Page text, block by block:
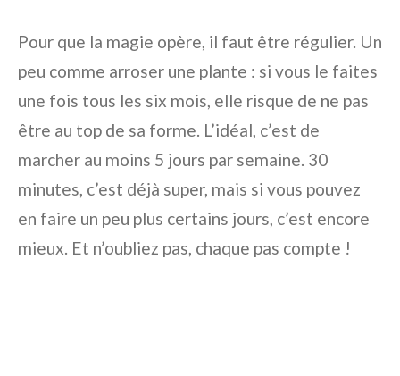
Pour que la magie opère, il faut être régulier. Un
peu comme arroser une plante : si vous le faites
une fois tous les six mois, elle risque de ne pas
être au top de sa forme. L’idéal, c’est de
marcher au moins 5 jours par semaine. 30
minutes, c’est déjà super, mais si vous pouvez
en faire un peu plus certains jours, c’est encore
mieux. Et n’oubliez pas, chaque pas compte !